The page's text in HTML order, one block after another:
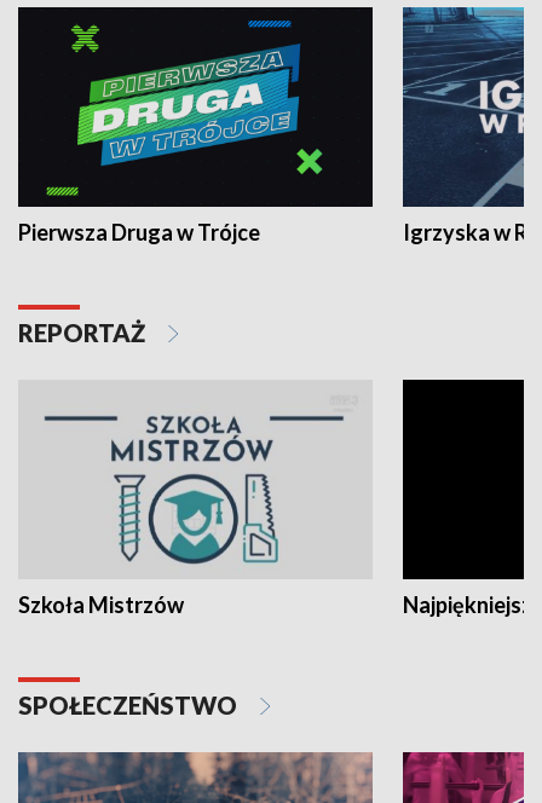
Pierwsza Druga w Trójce Igrzyska w
REPORTAŻ
Szkoła Mistrzów
SPOŁECZEŃSTWO